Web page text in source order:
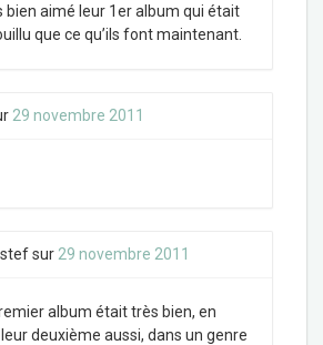
bien aimé leur 1er album qui était
que ce qu’ils font maintenant.
29 novembre 2011
sur 29 novembre 2011
album était très bien, en
deuxième aussi, dans un genre